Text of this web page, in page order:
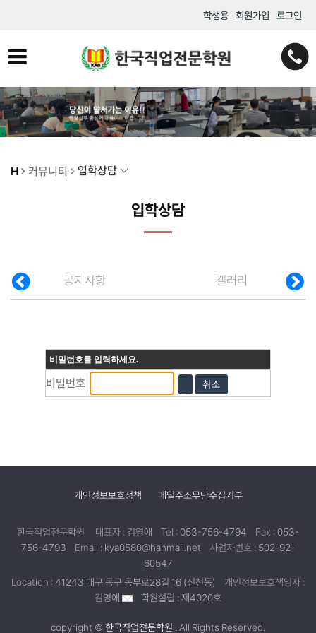
학생용 회원가입 로그인
H 커뮤니티 입학상담
입학상담
공지사항 갤러리
비밀번호를 입력하세요.
비밀번호 취소
개인정보보호정책 메일주소무단수집거부
한국직업전문학원 대표자 : 김영애 Tel :053-756-4794 Fax :053-
756-4793
Email : kya0580@hanmail.net 사업자번호 : 502-92-
60547
Location :41243 대구 동구 동부로28길 16 (신천동)
개인정보보호책임자 :
김영애
학원설립 : 제4020호
copyright © 한국직업전문학원 . All Rights Reserved.